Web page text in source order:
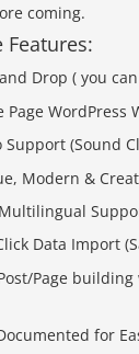
coming.
Features:
Drop ( you
Page WordPress
Support (Sound
Modern &
Data Import
Page
for